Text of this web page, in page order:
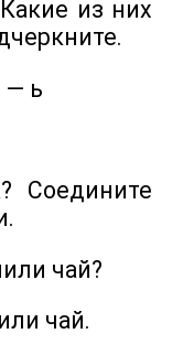
из них
ь
Соедините
чай?
чай.